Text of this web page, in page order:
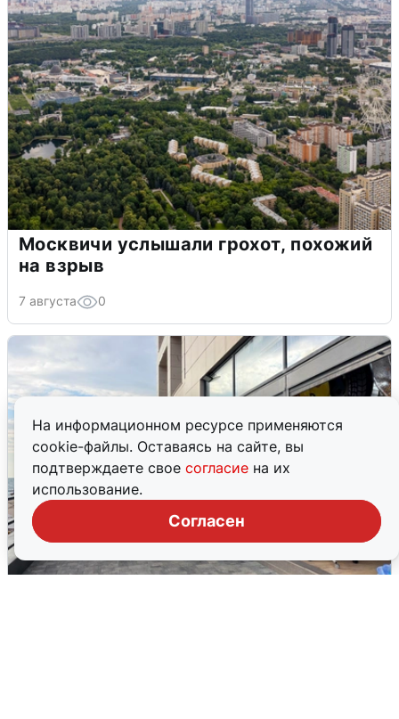
На информационном ресурсе применяются
cookie-файлы. Оставаясь на сайте, вы
подтверждаете свое согласие на их
использование.
Согласен
Москвичи услышали грохот, похожий
на взрыв
7 августа 0